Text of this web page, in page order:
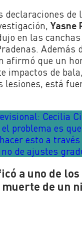
declaraciones de
Yasne
en las
Además
afirmó que un
impactos de
lesiones, está
Cecilia
problema es
esto a través
de ajustes
a uno de
de un